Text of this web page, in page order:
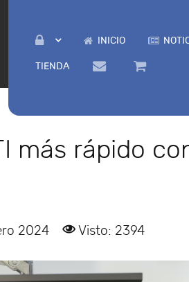
INICIO
TIENDA
más rápido
2024 Visto: 2394